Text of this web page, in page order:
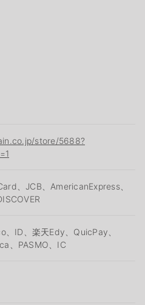
store/5688?
、JCB、AmericanExpress、
、ID、楽天Edy、QuicPay、
、PASMO、IC